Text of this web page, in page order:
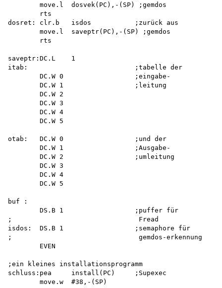
        move.l  dosvek(PC),-(SP) ;gemdos
        rts
dosret: clr.b   isdos           ;zurück aus
        move.l  saveptr(PC),-(SP) ;gemdos
        rts
saveptr:DC.L    1
itab:                           ;tabelle der
        DC.W 0                  ;eingabe-
        DC.W 1                  ;leitung
        DC.W 2
        DC.W 3
        DC.W 4
        DC.W 5
otab:   DC.W 0                  ;und der
        DC.W 1                  ;Ausgabe-
        DC.W 2                  ;umleitung
        DC.W 3
        DC.W 4
        DC.W 5
buf :
        DS.B 1                  ;puffer für
;                                Fread
isdos:  DS.B 1                  ;semaphore für
;                                gemdos-erkennung
        EVEN
;ein kleines installationsprogramm
schluss:pea     install(PC)     ;Supexec
        move.w  #38,-(SP)